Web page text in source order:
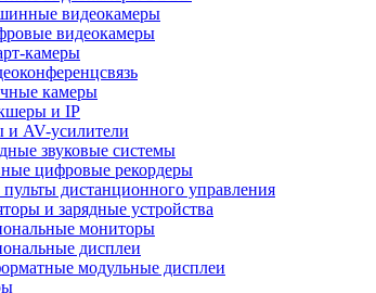
видеокамеры
видеокамеры
камеры
камеры
и IP
AV-усилители
звуковые системы
цифровые рекордеры
дистанционного управления
и зарядные устройства
мониторы
дисплеи
модульные дисплеи